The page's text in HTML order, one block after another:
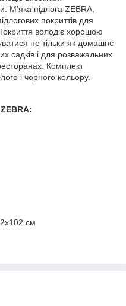
М'яка підлога ZEBRA,
покриттів для
володіє хорошою
не тільки як домашнє
садків і для розважальних
Комплект
і чорного кольору.
см